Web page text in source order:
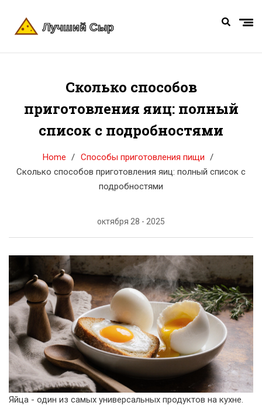
Сколько способов
приготовления яиц: полный
список с подробностями
Home
Способы приготовления пищи
Сколько способов приготовления яиц: полный список с
подробностями
октября 28 - 2025
Яйца - один из самых универсальных продуктов на кухне.